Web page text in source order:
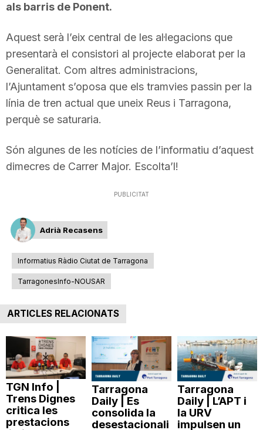
als barris de Ponent.
Aquest serà l’eix central de les al·legacions que
presentarà el consistori al projecte elaborat per la
Generalitat. Com altres administracions,
l’Ajuntament s’oposa que els tramvies passin per la
línia de tren actual que uneix Reus i Tarragona,
perquè se saturaria.
Són algunes de les notícies de l’informatiu d’aquest
dimecres de Carrer Major. Escolta’l!
PUBLICITAT
Adrià Recasens
Informatius Ràdio Ciutat de Tarragona
TarragonesInfo-NOUSAR
ARTICLES RELACIONATS
TGN Info |
Trens Dignes
critica les
prestacions
Tarragona
Daily | Es
consolida la
desestacionali
Tarragona
Daily | L’APT i
la URV
impulsen un